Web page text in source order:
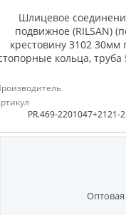
Шлицевое
подвижное (RILSAN)
крестовину 3102 30мм
кольца, труба
PR.469-2201047+2121-
Оптовая